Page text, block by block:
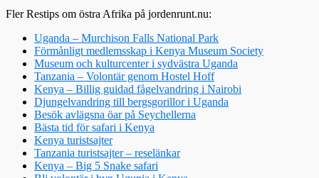
Fler Restips om östra Afrika på jordenrunt.nu:
Uganda – Murchison Falls National Park
Förmånligt medlemsskap i Kenya Museum Society
Museum och kulturcenter i sydvästra Uganda
Tanzania – Volontär genom Hostel Hoff
Kenya – Billig guidad fågelvandring i Nairobi
Djungelvandring till bergsgorillor i Uganda
Besök avlägsna öar på Seychellerna
Bästa tid för safari i Kenya
Kenya turistsajter
Tanzania turistsajter – reselänkar
Kenya – Big 5 Snake safari